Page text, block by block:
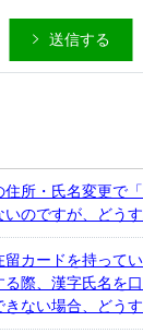
送信する
所・氏名変更で
のですが、どうす
カードを持って
る際、漢字氏名を
ない場合、どうす